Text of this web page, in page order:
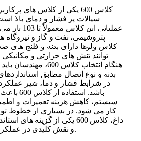
کلاس 600 یکی از کلاس های
سیالات پر فشار و دمای بالا
عملیاتی این
پتروشیمی، نفت و گاز و
کلاس ولوها دارای بدنه و فلنج های
توانند تنش های حرارتی و مکانیکی
هنگام انتخاب کلاس
بدنه و نوع اتصال مطابق
در شرایط فشار و دما، شیر عملکرد
باشد.
سیستم، کاهش هزینه تعمیرات و
کار می شود. در بسیاری از خطوط
داغ، کلاس 600 یکی از گزینه
و نقش کلیدی در عملکرد ایمن سیستم دارد.